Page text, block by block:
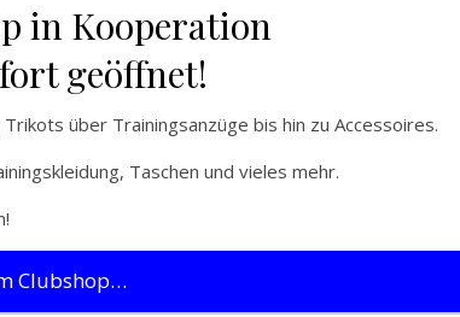
in Kooperation
geöffnet!
über Trainingsanzüge bis hin zu Accessoires.
Taschen und vieles mehr.
Clubshop…